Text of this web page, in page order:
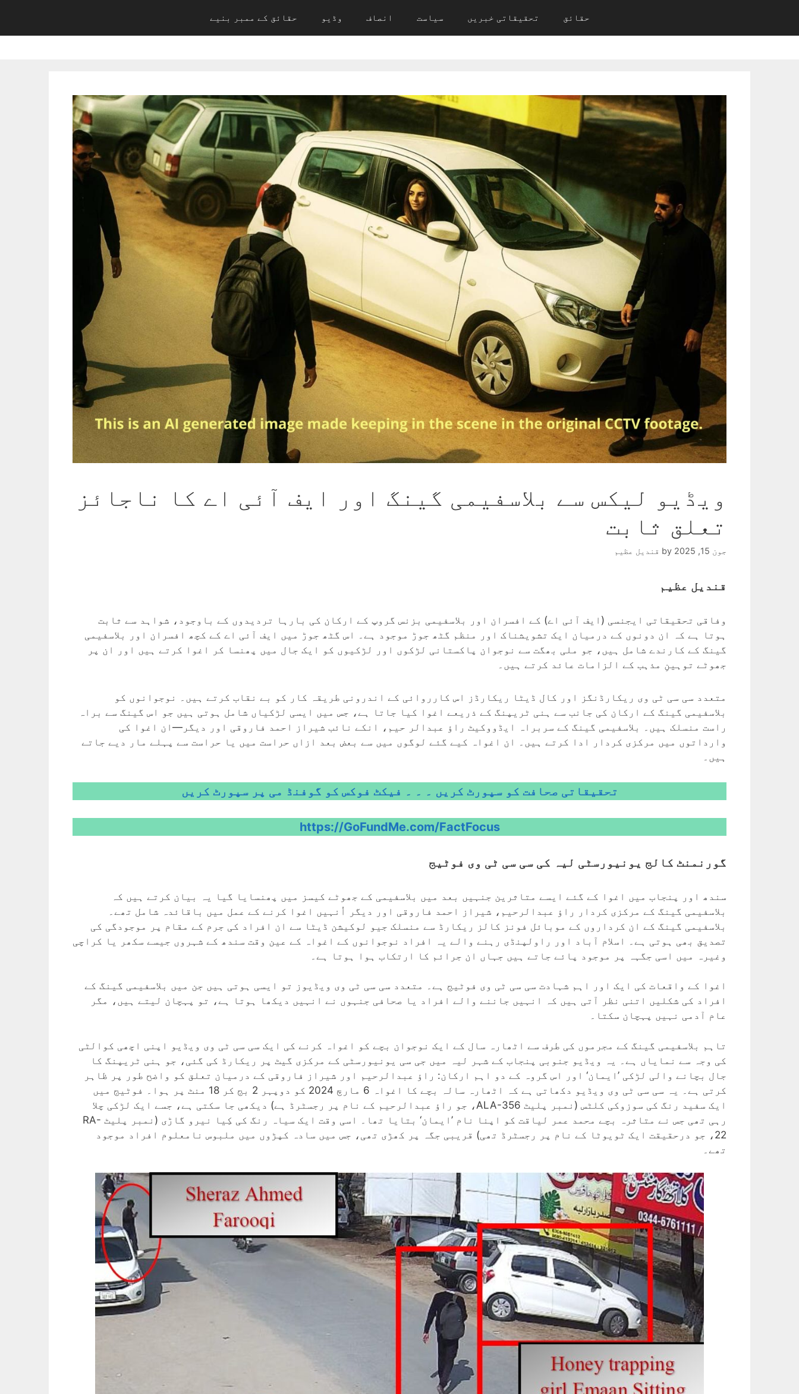
content
حقائق تحقیقاتی خبریں سیاست انصاف وڈیو حقائق کے ممبر بنیے
ویڈیو لیکس سے بلاسفیمی گینگ اور ایف آئی اے کا ناجائز
تعلق ثابت
جون 15, 2025 by قندیل عظیم
قندیل عظیم
وفاقی تحقیقاتی ایجنسی (ایف آئی اے) کے افسران اور بلاسفیمی بزنس گروپ کے ارکان کی بارہا تردیدوں کے باوجود، شواہد سے ثابت
ہوتا ہے کہ ان دونوں کے درمیان ایک تشویشناک اور منظم گٹھ جوڑ موجود ہے۔ اس گٹھ جوڑ میں ایف آئی اے کے کچھ افسران اور بلاسفیمی
گینگ کے کارندے شامل ہیں، جو ملی بھگت سے نوجوان پاکستانی لڑکوں اور لڑکیوں کو ایک جال میں پھنسا کر اغوا کرتے ہیں اور ان پر
جھوٹے توہینِ مذہب کے الزامات عائد کرتے ہیں۔
متعدد سی سی ٹی وی ریکارڈنگز اور کال ڈیٹا ریکارڈز اس کارروائی کے اندرونی طریقہ کار کو بے نقاب کرتے ہیں۔ نوجوانوں کو
بلاسفیمی گینگ کے ارکان کی جانب سے ہنی ٹریپنگ کے ذریعے اغوا کیا جاتا ہے، جس میں ایسی لڑکیاں شامل ہوتی ہیں جو اس گینگ سے براہ
راست منسلک ہیں۔ بلاسفیمی گینگ کے سربراہ ایڈووکیٹ راؤ عبدالر حیم، انکے نائب شیراز احمد فاروقی اور دیگر—ان اغوا کی
وارداتوں میں مرکزی کردار ادا کرتے ہیں۔ ان اغواہ کیے گئے لوگوں میں سے بعض بعد ازاں حراست میں یا حراست سے پہلے مار دیے جاتے
ہیں۔
تحقیقاتی صحافت کو سپورٹ کریں ۔ ۔ ۔ فیکٹ فوکس کو گوفنڈ می پر سپورٹ کریں
https://GoFundMe.com/FactFocus
گورنمنٹ کالج یونیورسٹی لیہ کی سی سی ٹی وی فوٹیج
سندھ اور پنجاب میں اغوا کے گئے ایسے متاثرین جنہیں بعد میں بلاسفیمی کے جھوٹے کیسز میں پھنسایا گیا یہ بیان کرتے ہیں کہ
بلاسفیمی گینگ کے مرکزی کردار راؤ عبدالرحیم، شیراز احمد فاروقی اور دیگر اُنہیں اغوا کرنے کے عمل میں باقائدہ شامل تھے۔
بلاسفیمی گینگ کے ان کرداروں کے موبائل فونز کالز ریکارڈ سے منسلک جیو لوکیشن ڈیٹا سے ان افراد کی جرم کے مقام پر موجودگی کی
تصدیق بھی ہوتی ہے۔ اسلام آباد اور راولپنڈی رہنے والے یہ افراد نوجوانوں کے اغواہ کے عین وقت سندھ کے شہروں جیسے سکھر یا کراچی
وغیرہ میں اسی جگہہ پر موجود پائے جاتے ہیں جہاں ان جرائم کا ارتکاب ہوا ہوتا ہے۔
اغوا کے واقعات کی ایک اور اہم شہادت سی سی ٹی وی فوٹیج ہے۔ متعدد سی سی ٹی وی ویڈیوز تو ایسی ہوتی ہیں جن میں بلاسفیمی گینگ کے
افراد کی شکلیں اتنی نظر آتی ہیں کہ انہیں جاننے والے افراد یا صحافی جنہوں نے انہیں دیکھا ہوتا ہے، تو پہچان لیتے ہیں، مگر
عام آدمی نہیں پہچان سکتا۔
تاہم بلاسفیمی گینگ کے مجرموں کی طرف سے اٹھارہ سال کے ایک نوجوان بچے کو اغواہ کرنے کی ایک سی سی ٹی وی ویڈیو اپنی اچھی کوالٹی
کی وجہ سے نمایاں ہے۔ یہ ویڈیو جنوبی پنجاب کے شہر لیہ میں جی سی یونیورسٹی کے مرکزی گیٹ پر ریکارڈ کی گئی، جو ہنی ٹریپنگ کا
جال بچانے والی لڑکی ’ایمان‘ اور اس گروہ کے دو اہم ارکان: راؤ عبدالرحیم اور شیراز فاروقی کے درمیان تعلق کو واضح طور پر ظاہر
کرتی ہے۔ یہ سی سی ٹی وی ویڈیو دکھاتی ہے کہ اٹھارہ سالہ بچے کا اغواہ 6 مارچ 2024 کو دوپہر 2 بج کر 18 منٹ پر ہوا۔ فوٹیج میں
ایک سفید رنگ کی سوزوکی کلٹس (نمبر پلیٹ ALA-356، جو راؤ عبدالرحیم کے نام پر رجسٹرڈ ہے) دیکھی جا سکتی ہے، جسے ایک لڑکی چلا
رہی تھی جس نے متاثرہ بچے محمد عمر لیاقت کو اپنا نام ’ایمان‘ بتایا تھا۔ اسی وقت ایک سیاہ رنگ کی کِیا نیرو گاڑی (نمبر پلیٹ RA-
22، جو درحقیقت ایک ٹویوٹا کے نام پر رجسٹرڈ تھی) قریبی جگہ پر کھڑی تھی، جس میں سادہ کپڑوں میں ملبوس نامعلوم افراد موجود
تھے۔